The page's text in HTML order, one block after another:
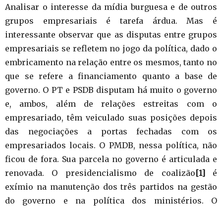
Analisar o interesse da mídia burguesa e de outros
grupos empresariais é tarefa árdua. Mas é
interessante observar que as disputas entre grupos
empresariais se refletem no jogo da política, dado o
embricamento na relação entre os mesmos, tanto no
que se refere a financiamento quanto a base de
governo. O PT e PSDB disputam há muito o governo
e, ambos, além de relações estreitas com o
empresariado, têm veiculado suas posições depois
das negociações a portas fechadas com os
empresariados locais. O PMDB, nessa política, não
ficou de fora. Sua parcela no governo é articulada e
renovada. O presidencialismo de coalizão [1]
é
exímio na manutenção dos três partidos na gestão
do governo e na política dos ministérios. O